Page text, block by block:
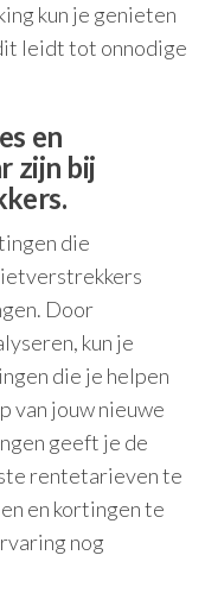
kun je genieten
leidt tot onnodige
en
zijn bij
die
Door
kun je
die je helpen
van jouw nieuwe
geeft je de
rentetarieven te
en kortingen te
nog